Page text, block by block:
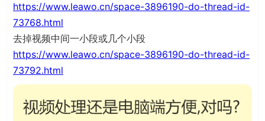
https://www.leawo.cn/space-3896190-do-thread-id-
73768.html
去掉视频中间一小段或几个小段
https://www.leawo.cn/space-3896190-do-thread-id-
73792.html